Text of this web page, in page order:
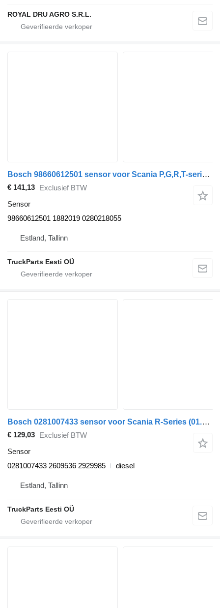
ROYAL DRU AGRO S.R.L.
Bosch 98660612501 sensor voor Scania P,G,R,T-series (2004-2017) trekker
€ 141,13 Exclusief BTW
Sensor
98660612501 1882019 0280218055
Estland, Tallinn
TruckParts Eesti OÜ
Bosch 0281007433 sensor voor Scania R-Series (01.16-) trekker
€ 129,03 Exclusief BTW
Sensor
0281007433 2609536 2929985
diesel
Estland, Tallinn
TruckParts Eesti OÜ